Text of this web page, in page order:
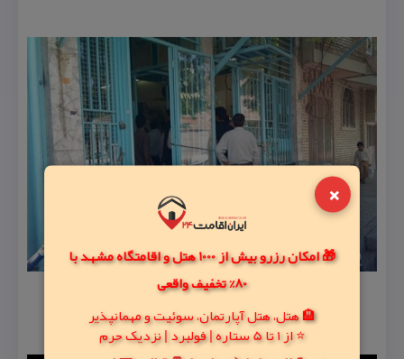
×
🎁 امکان رزرو بیش از 1000 هتل و اقامتگاه مشهد با
80% تخفیف واقعی
🏨 هتل، هتل آپارتمان، سوئیت و مهمانپذیر
⭐ از 1 تا 5 ستاره | فولبرد | نزدیک حرم